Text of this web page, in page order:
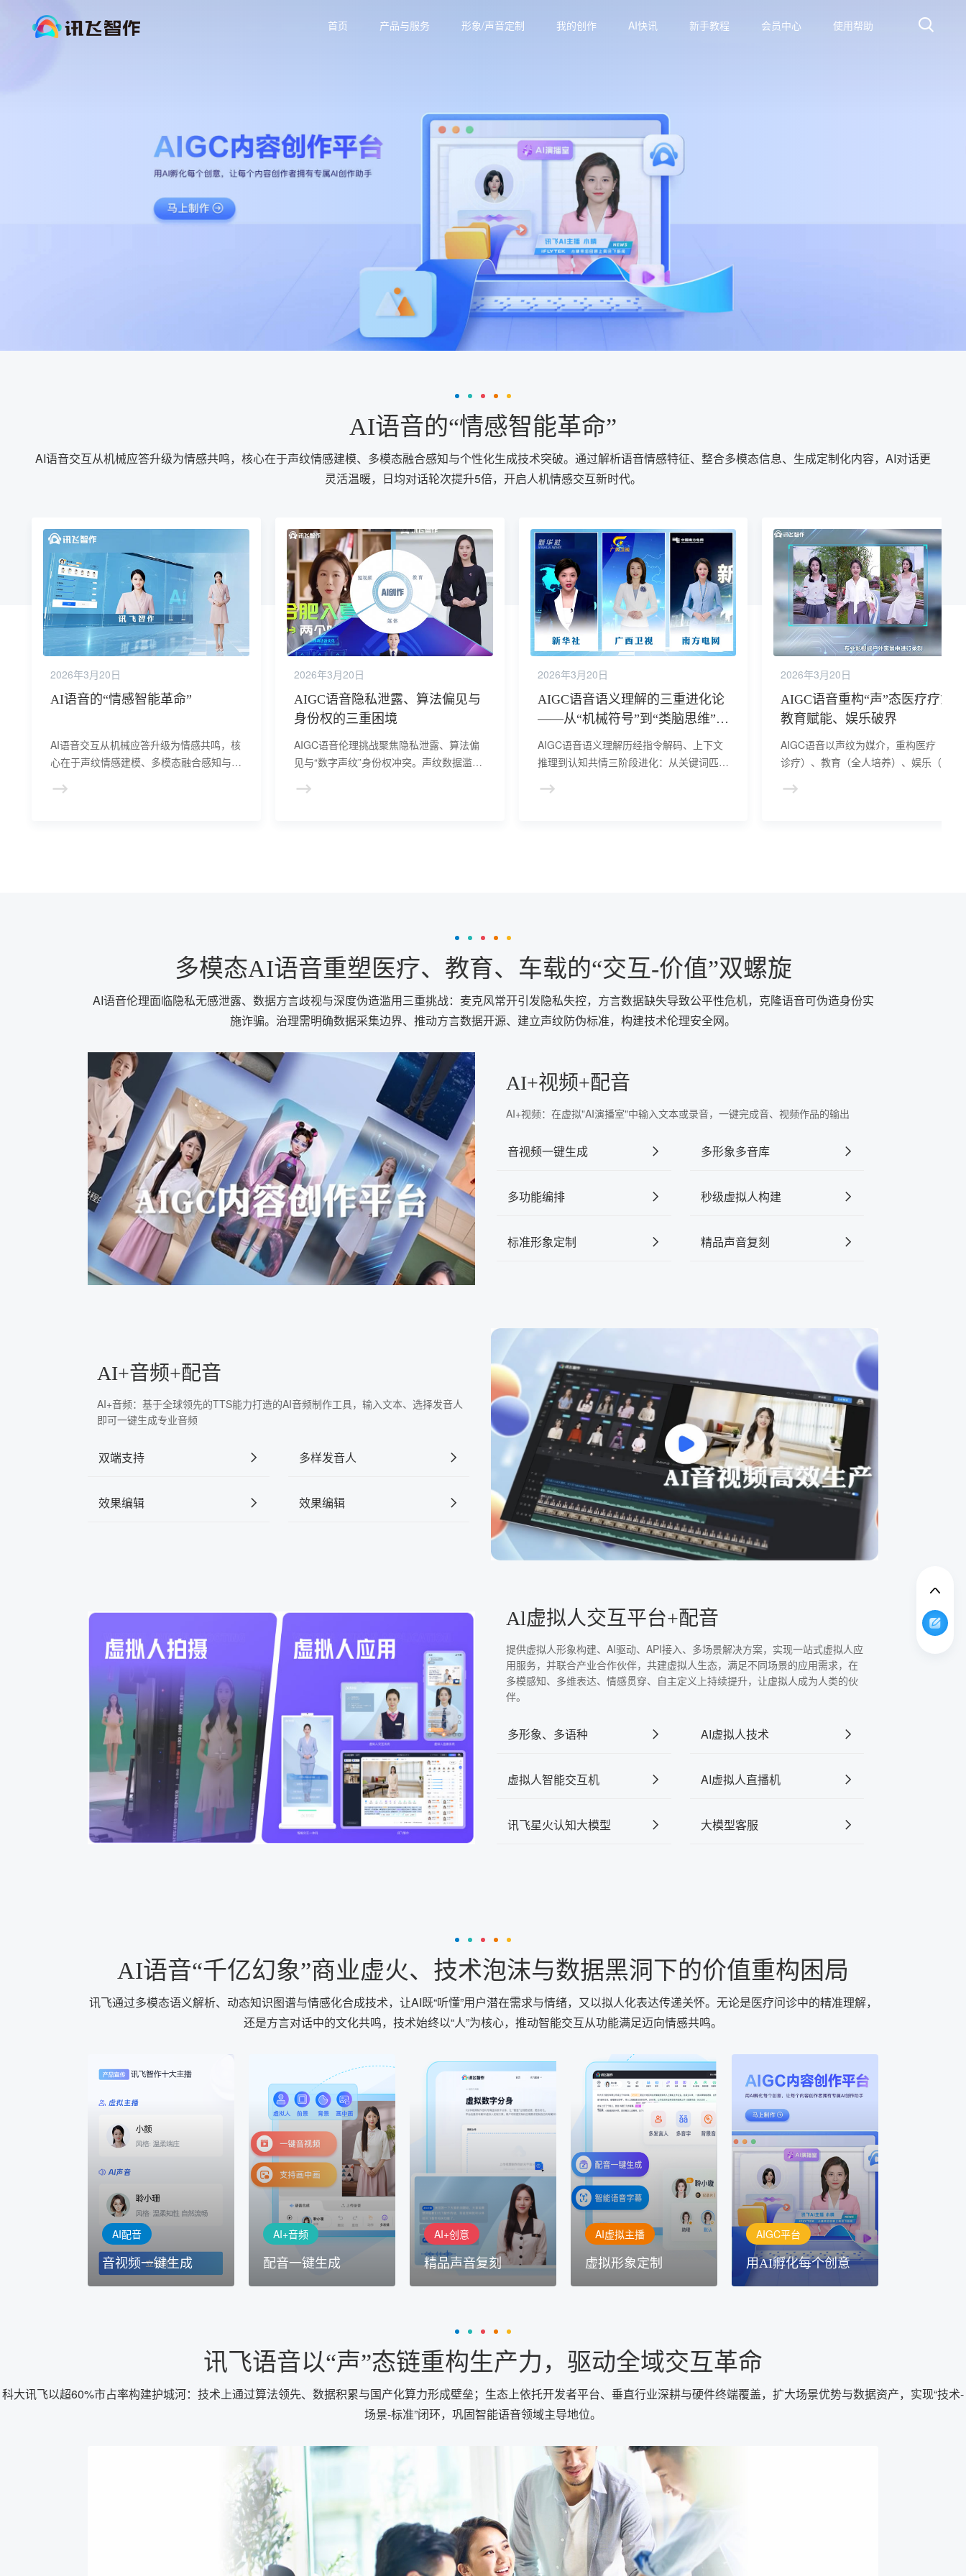
首页 产品与服务 形象/声音定制 我的创作 AI快讯 新手教程 会员中心 使用帮助
AI语音的“情感智能革命”
AI语音交互从机械应答升级为情感共鸣，核心在于声纹情感建模、多模态融合感知与个性化生成技术突破。通过解析语音情感特征、整合多模态信息、生成定制化内容，AI对话更
灵活温暖，日均对话轮次提升5倍，开启人机情感交互新时代。
2026年3月20日
AI语音的“情感智能革命”
AI语音交互从机械应答升级为情感共鸣，核
心在于声纹情感建模、多模态融合感知与个
征、整合多模态信息、生成定制化内容，AI
2026年3月20日
AIGC语音隐私泄露、算法偏见与
身份权的三重困境
AIGC语音伦理挑战聚焦隐私泄露、算法偏
见与“数字声纹”身份权冲突。声纹数据滥用
视，数字声纹拟真化模糊身份边界。需通过
2026年3月20日
AIGC语音语义理解的三重进化论
——从“机械符号”到“类脑思维”的
跨越
AIGC语音语义理解历经指令解码、上下文
推理到认知共情三阶段进化：从关键词匹配
静态规则到动态学习。其终极目标是模拟人
2026年3月20日
AIGC语音重构“声”态医疗疗愈、
教育赋能、娱乐破界
AIGC语音以声纹为媒介，重构医疗（精准
诊疗）、教育（全人培养）、娱乐（声态
直化创新，实现从工具到情感、从功能到
多模态AI语音重塑医疗、教育、车载的“交互-价值”双螺旋
AI语音伦理面临隐私无感泄露、数据方言歧视与深度伪造滥用三重挑战：麦克风常开引发隐私失控，方言数据缺失导致公平性危机，克隆语音可伪造身份实
施诈骗。治理需明确数据采集边界、推动方言数据开源、建立声纹防伪标准，构建技术伦理安全网。
AI+视频+配音
AI+视频：在虚拟"AI演播室"中输入文本或录音，一键完成音、视频作品的输出
音视频一键生成 多形象多音库
多功能编排 秒级虚拟人构建
标准形象定制 精品声音复刻
AI+音频+配音
AI+音频：基于全球领先的TTS能力打造的AI音频制作工具，输入文本、选择发音人
即可一键生成专业音频
双端支持 多样发音人
效果编辑 效果编辑
Al虚拟人交互平台+配音
提供虚拟人形象构建、AI驱动、API接入、多场景解决方案，实现一站式虚拟人应
用服务，并联合产业合作伙伴，共建虚拟人生态，满足不同场景的应用需求，在
多模感知、多维表达、情感贯穿、自主定义上持续提升，让虚拟人成为人类的伙
伴。
多形象、多语种 AI虚拟人技术
虚拟人智能交互机 AI虚拟人直播机
讯飞星火认知大模型 大模型客服
AI语音“千亿幻象”商业虚火、技术泡沫与数据黑洞下的价值重构困局
讯飞通过多模态语义解析、动态知识图谱与情感化合成技术，让AI既“听懂”用户潜在需求与情绪，又以拟人化表达传递关怀。无论是医疗问诊中的精准理解，
还是方言对话中的文化共鸣，技术始终以“人”为核心，推动智能交互从功能满足迈向情感共鸣。
AI配音
音视频一键生成
音视频一键生成
AI+视频：在虚拟"AI演播
键完成音、视频作品的输出
AI+音频
配音一键生成
AI+音频
配音一键生成
AI+音频：基于全球领先的
TTS能力打造的AI音频制作
工具，输入文本、选择发音
人即可一键生成专业音频
AI+创意
精品声音复刻
AI+创意
精品声音复刻
AI+创意：AIGC 能力集中展
示窗口，体验 AIGC 给生活
AI虚拟主播
虚拟形象定制
虚拟形象定制
讯飞智作：让每一个内容创
作者高效生产灵活定制
AIGC平台
用AI孵化每个创意
AIGC平台
用AI孵化每个创意
讯飞AIGC平台：让每个创
作者都拥有自己的专注AI创
作助手
讯飞语音以“声”态链重构生产力，驱动全域交互革命
科大讯飞以超60%市占率构建护城河：技术上通过算法领先、数据积累与国产化算力形成壁垒；生态上依托开发者平台、垂直行业深耕与硬件终端覆盖，扩大场景优势与数据资产，实现“技术-
场景-标准”闭环，巩固智能语音领域主导地位。